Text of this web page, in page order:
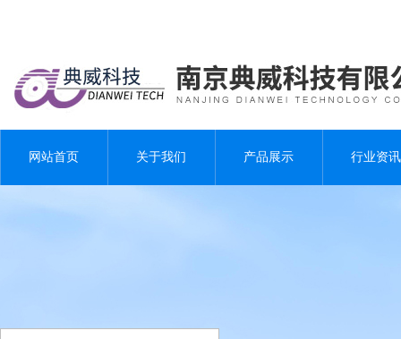
网站首页 关于我们 产品展示 行业资讯